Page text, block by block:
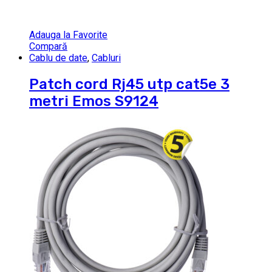
Adauga la Favorite
Compară
Cablu de date, Cabluri
Patch cord Rj45 utp cat5e 3
metri Emos S9124